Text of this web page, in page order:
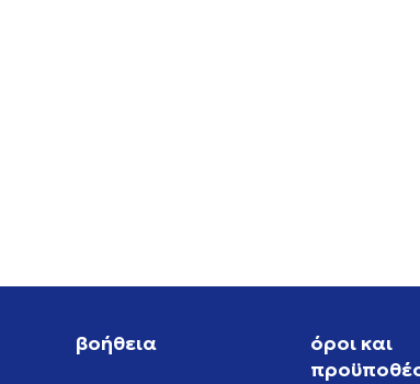
βοήθεια
όροι και